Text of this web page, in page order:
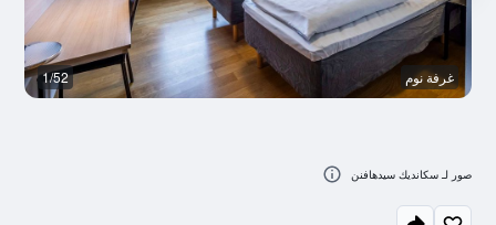
غرفة نوم 1/52
صور لـ سكانديك سيدهافنن